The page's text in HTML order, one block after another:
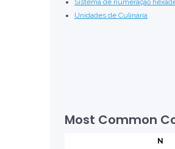
Sistema de numeração
Unidades de Culinária
Most Common
N